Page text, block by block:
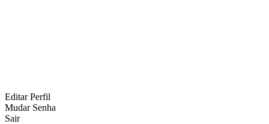
Editar Perfil
Mudar Senha
Sair